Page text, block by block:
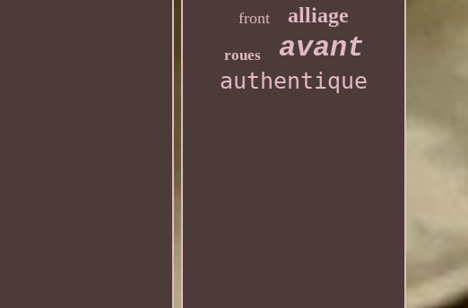
front alliage
roues avant
authentique